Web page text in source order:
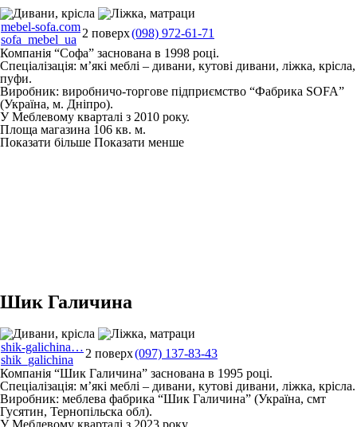
mebel-sofa.com
sofa_mebel_ua 2 поверх(098) 972-61-71
Компанія “Софа” заснована в 1998 році.
Спеціалізація: м’які меблі – дивани, кутові дивани, ліжка, крісла,
пуфи.
Виробник: виробничо-торгове підприємство “Фабрика SOFA”
(Україна, м. Дніпро).
У Меблевому кварталі з 2010 року.
Площа магазина 106 кв. м.
Показати більше Показати менше
Шик Галичина
shik-galichina…
shik_galichina
2 поверх(097) 137-83-43
Компанія “Шик Галичина” заснована в 1995 році.
Спеціалізація: м’які меблі – дивани, кутові дивани, ліжка, крісла.
Виробник: меблева фабрика “Шик Галичина” (Україна, смт
Гусятин, Тернопільска обл).
У Меблевому кварталі з 2023 року.